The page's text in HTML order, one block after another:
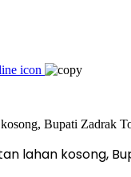
lahan kosong,